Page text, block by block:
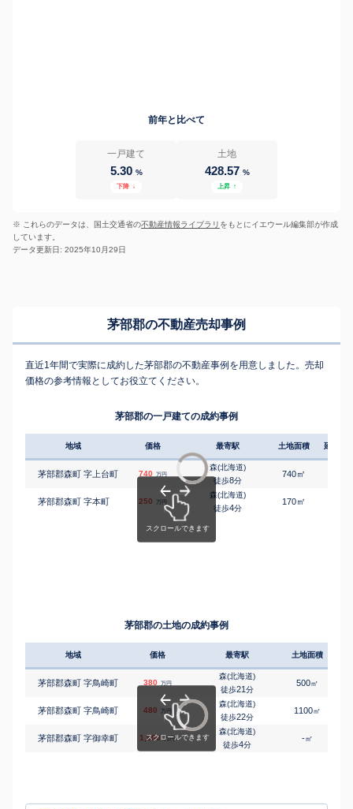
前年と比べて
一戸建て
5.30 %
下降 ↓
土地
428.57 %
上昇 ↑
※ これらのデータは、国土交通省の不動産情報ライブラリ をもとにイエウール編集部が作成
しています。
データ更新日: 2025年10月29日
茅部郡の不動産売却事例
直近1年間で実際に成約した茅部郡の不動産事例を用意しました。売却
価格の参考情報としてお役立てください。
茅部郡の一戸建ての成約事例
地域 価格 最寄駅 土地面積 延床面
茅部郡森町 字上台町 740 万円
森(北海道)
徒歩8分
740㎡
茅部郡森町 字本町 250 万円
森(北海道)
徒歩4分
170㎡
茅部郡の土地の成約事例
地域 価格 最寄駅 土地面積
茅部郡森町 字鳥崎町 380 万円
森(北海道)
徒歩21分
500㎡
茅部郡森町 字鳥崎町 480 万円
森(北海道)
徒歩22分
1100㎡
茅部郡森町 字御幸町 1,800 万円
森(北海道)
徒歩4分
-㎡